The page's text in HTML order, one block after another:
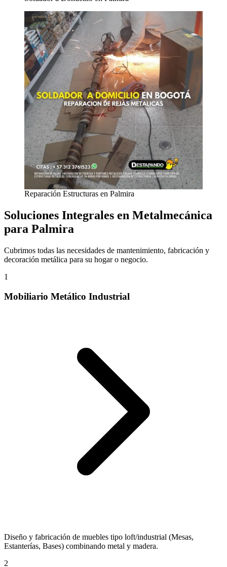
Reparación Estructuras en Palmira
Soluciones Integrales en Metalmecánica
para Palmira
Cubrimos todas las necesidades de mantenimiento, fabricación y
decoración metálica para su hogar o negocio.
1
Mobiliario Metálico Industrial
Diseño y fabricación de muebles tipo loft/industrial (Mesas,
Estanterías, Bases) combinando metal y madera.
2